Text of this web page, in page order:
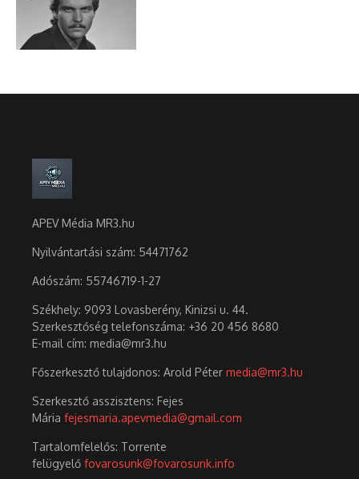
APEV Média MR3.hu
Nyilvántartási szám: 54471762
Adószám: 55746719-1-27
Székhely: 9093 Lovasberény, Kinizsi u. 44.
Szerkesztőség telefonszáma: +36 20 456 8680
E-mail cím: media@mr3.hu
Főszerkesztő tulajdonos: Arold Péter media@mr3.hu
Szerkesztő asszisztens: Fejes
Mária fejesmaria.apevmedia@gmail.com
Tartalomfelelős: Torrente
felügyelő fovarosunk@fovarosunk.info